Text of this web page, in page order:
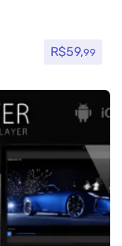
R$59,99